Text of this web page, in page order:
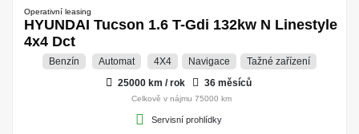
Operativní leasing
HYUNDAI Tucson 1.6 T-Gdi 132kw N Linestyle
4x4 Dct
Benzín Automat 4X4 Navigace
Tažné zařízení
25000 km / rok
36 měsíců
Celkově v nájmu 75000 km
Servisní prohlídky